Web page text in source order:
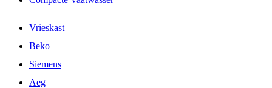
Vrieskast
Beko
Siemens
Aeg